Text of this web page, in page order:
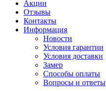
Акции
Отзывы
Контакты
Информация
Новости
Условия гарантии
Условия доставки
Замер
Способы оплаты
Вопросы и ответы